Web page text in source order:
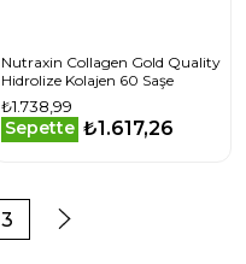
Nutraxin Collagen Gold Quality
Hidrolize Kolajen 60 Saşe
₺1.738,99
Sepette ₺1.617,26
3